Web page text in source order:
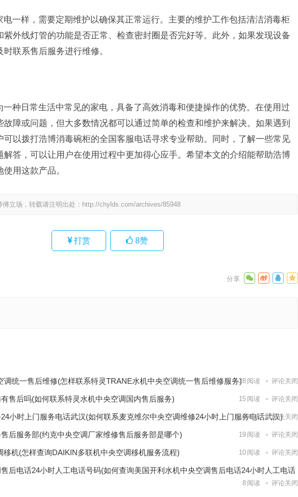
电一样，需要定期维护以确保其正常运行。主要的维护工作包括清洁消毒柜
紫外线灯管的功能是否正常、检查密封圈是否完好等。此外，如果发现设备
联系售后服务进行维修。
一种日常生活中常见的家电，具备了高效消毒和便捷操作的优势。在使用过
故障或问题，但大多数情况都可以通过简单的检查和维护来解决。如果遇到
可以拨打浩博消毒碗柜的全国客服电话寻求专业帮助。同时，了解一些常见
解答，可以让用户在使用过程中更加得心应手。希望本文的介绍能帮助浩博
用这款产品。
立场，转载请注明出处： http://chylds.com/archives/85948
打赏 8赞
调统一售后维修(怎样联系特灵TRANE水机中央空调统一售后维修服务)28 阅读 评论关闭
售后吗(如何联系特灵水机中央空调国内售后服务) 15 阅读 评论关闭
小时上门服务电话武汉(如何联系麦克维尔中央空调维修24小时上门服务电话武汉)
15阅读 评论关闭
后服务部(约克中央空调厂家维修售后服务部是哪个) 19 阅读 评论关闭
移机(怎样查询DAIKIN多联机中央空调移机服务流程) 10 阅读 评论关闭
后电话24小时人工电话号码(如何查询美国开利水机中央空调售后电话24小时人工电话
8 阅读 评论关闭